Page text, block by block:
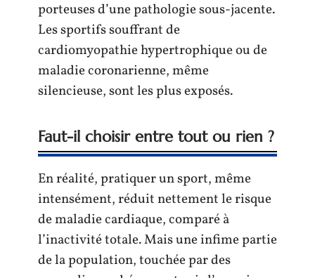
porteuses d’une pathologie sous-jacente.
Les sportifs souffrant de
cardiomyopathie hypertrophique ou de
maladie coronarienne, même
silencieuse, sont les plus exposés.
Faut-il choisir entre tout ou rien ?
En réalité, pratiquer un sport, même
intensément, réduit nettement le risque
de maladie cardiaque, comparé à
l’inactivité totale. Mais une infime partie
de la population, touchée par des